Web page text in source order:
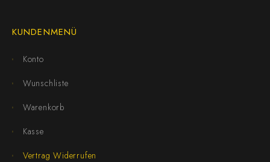
KUNDENMENÜ
Konto
Wunschliste
Warenkorb
Kasse
Vertrag Widerrufen